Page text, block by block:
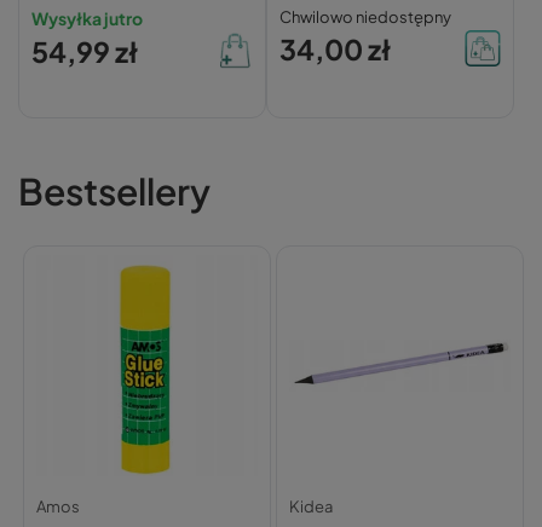
Wysyłka jutro
54,99 zł
Chwilowo niedostępny
34,00 zł
Bestsellery
Amos Kidea